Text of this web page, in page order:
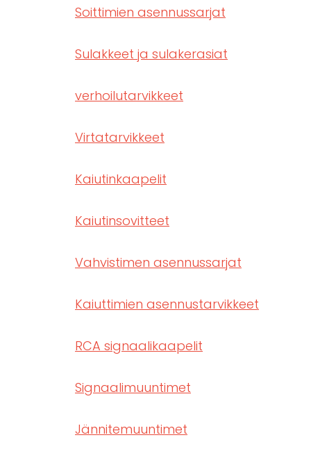
Soittimien asennussarjat
Sulakkeet ja sulakerasiat
verhoilutarvikkeet
Virtatarvikkeet
Kaiutinkaapelit
Kaiutinsovitteet
Vahvistimen asennussarjat
Kaiuttimien asennustarvikkeet
RCA signaalikaapelit
Signaalimuuntimet
Jännitemuuntimet